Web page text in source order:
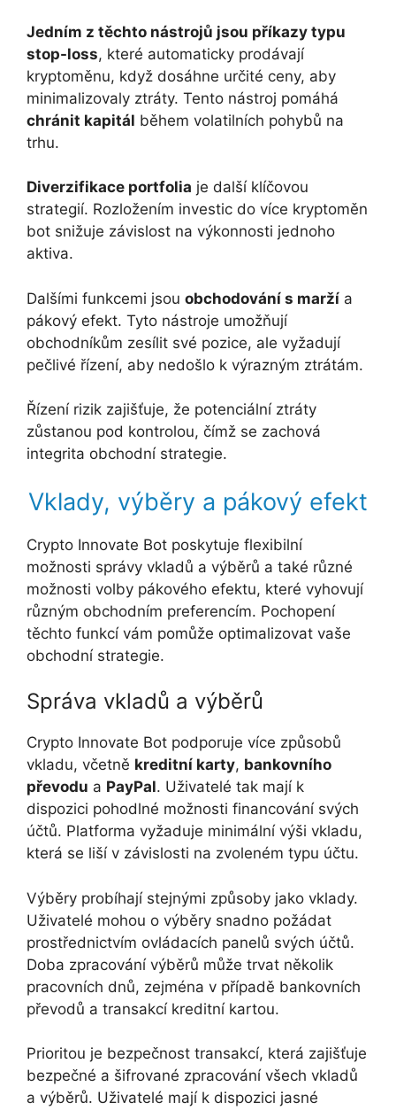
Jedním z těchto nástrojů jsou příkazy typu
stop-loss, které automaticky prodávají
kryptoměnu, když dosáhne určité ceny, aby
minimalizovaly ztráty. Tento nástroj pomáhá
chránit kapitál během volatilních pohybů na
trhu.
Diverzifikace portfolia je další klíčovou
strategií. Rozložením investic do více kryptoměn
bot snižuje závislost na výkonnosti jednoho
aktiva.
Dalšími funkcemi jsou obchodování s marží a
pákový efekt. Tyto nástroje umožňují
obchodníkům zesílit své pozice, ale vyžadují
pečlivé řízení, aby nedošlo k výrazným ztrátám.
Řízení rizik zajišťuje, že potenciální ztráty
zůstanou pod kontrolou, čímž se zachová
integrita obchodní strategie.
Vklady, výběry a pákový efekt
Crypto Innovate Bot poskytuje flexibilní
možnosti správy vkladů a výběrů a také různé
možnosti volby pákového efektu, které vyhovují
různým obchodním preferencím. Pochopení
těchto funkcí vám pomůže optimalizovat vaše
obchodní strategie.
Správa vkladů a výběrů
Crypto Innovate Bot podporuje více způsobů
vkladu, včetně kreditní karty, bankovního
převodu a PayPal. Uživatelé tak mají k
dispozici pohodlné možnosti financování svých
účtů. Platforma vyžaduje minimální výši vkladu,
která se liší v závislosti na zvoleném typu účtu.
Výběry probíhají stejnými způsoby jako vklady.
Uživatelé mohou o výběry snadno požádat
prostřednictvím ovládacích panelů svých účtů.
Doba zpracování výběrů může trvat několik
pracovních dnů, zejména v případě bankovních
převodů a transakcí kreditní kartou.
Prioritou je bezpečnost transakcí, která zajišťuje
bezpečné a šifrované zpracování všech vkladů
a výběrů. Uživatelé mají k dispozici jasné